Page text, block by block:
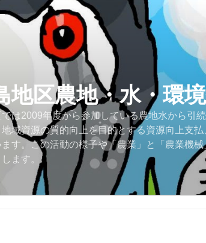
地区農地・水・環
は2009年度から参加している農地水から引
域資源の質的向上を目的とする資源向上支
す。この活動の様子や「農業」と「農業機
ます。